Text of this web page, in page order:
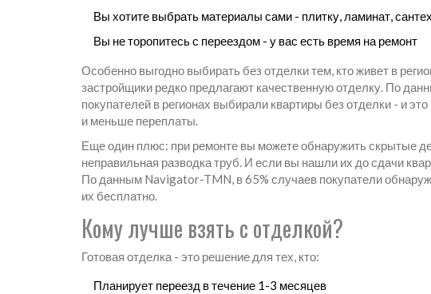
Вы хотите выбрать материалы сами - плитку, ламинат,
Вы не торопитесь с переездом - у вас есть время на ремонт
Особенно выгодно выбирать без отделки тем, кто живет в
застройщики редко предлагают качественную отделку. По
покупателей в регионах выбирали квартиры без отделки - и
и меньше переплаты.
Еще один плюс: при ремонте вы можете обнаружить скрытые
неправильная разводка труб. И если вы нашли их до сдачи
По данным Navigator-TMN, в 65% случаев покупатели
их бесплатно.
Кому лучше взять с отделкой?
Готовая отделка - это решение для тех, кто:
Планирует переезд в течение 1-3 месяцев